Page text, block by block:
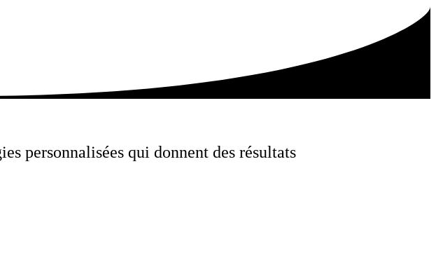
personnalisées qui donnent des résultats